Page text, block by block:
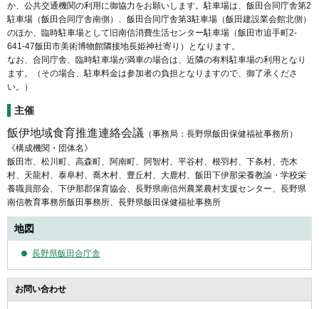
か、公共交通機関の利用に御協力をお願いします。駐車場は、飯田合同庁舎第2
駐車場（飯田合同庁舎南側）、飯田合同庁舎第3駐車場（飯田建設業会館北側）
のほか、臨時駐車場として旧南信消費生活センター駐車場（飯田市追手町2-
641-47飯田市美術博物館隣接地長姫神社寄り）となります。
なお、合同庁舎、臨時駐車場が満車の場合は、近隣の有料駐車場の利用となり
ます。（その場合、駐車料金は参加者の負担となりますので、御了承くださ
い。）
主催
飯伊地域食育推進連絡会議 （事務局：長野県飯田保健福祉事務所）
《構成機関・団体名》
飯田市、松川町、高森町、阿南町、阿智村、平谷村、根羽村、下条村、売木
村、天龍村、泰阜村、喬木村、豊丘村、大鹿村、飯田下伊那栄養教諭・学校栄
養職員部会、下伊那郡保育協会、長野県南信州農業農村支援センター、長野県
南信教育事務所飯田事務所、長野県飯田保健福祉事務所
地図
長野県飯田合庁舎
お問い合わせ